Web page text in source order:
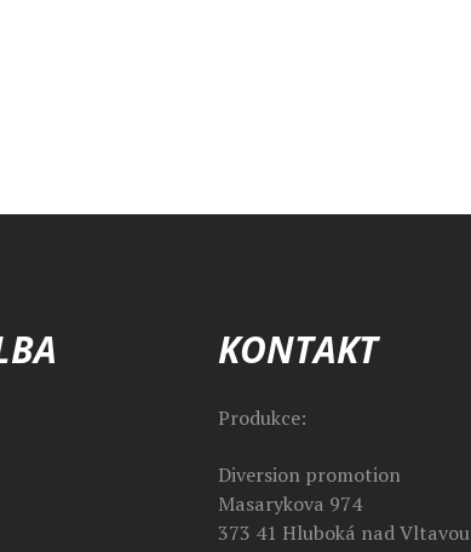
KONTAKT
Produkce:
Diversion promotion
Masarykova 974
373 41 Hluboká nad Vltavou